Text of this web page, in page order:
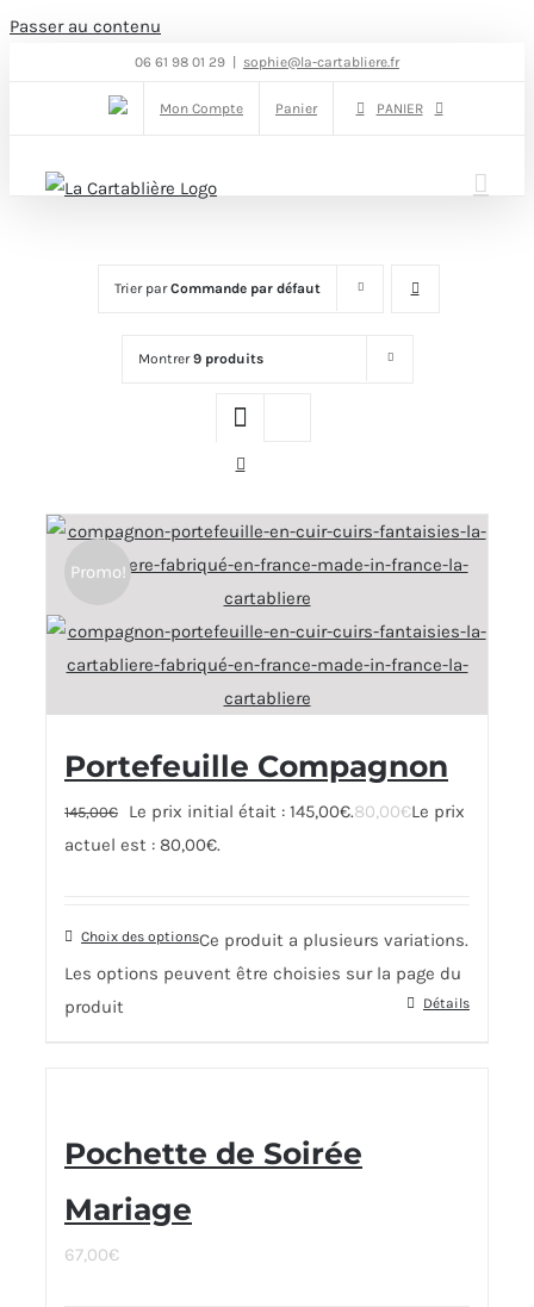
Passer au contenu
06 61 98 01 29 sophie@la-cartabliere.fr
Mon Compte Panier PANIER
Trier parCommande par défaut
Montrer9 produits
Promo!
Portefeuille Compagnon
145,00€ Le prix initial était : 145,00€.80,00€Le prix
actuel est : 80,00€.
Choix des optionsCe produit a plusieurs variations.
Les options peuvent être choisies sur la page du
produit
Détails
Pochette de Soirée
Mariage
67,00€